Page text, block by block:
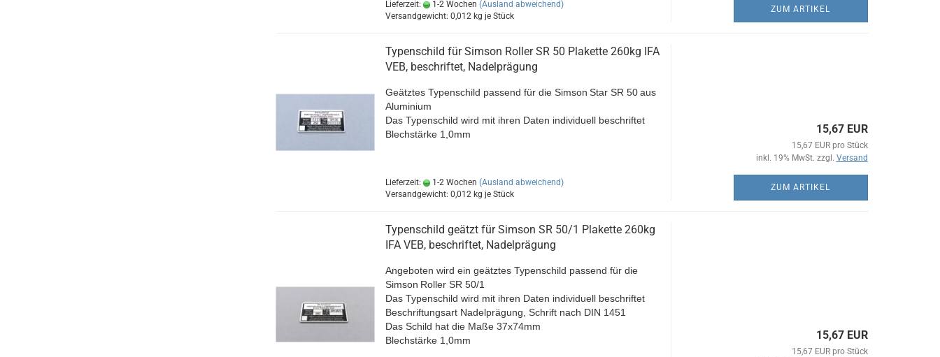
Lieferzeit: 1-2 Wochen (Ausland abweichend)
Versandgewicht: 0,012kg je Stück
ZUM ARTIKEL
Typenschild für Simson Roller SR 50 Plakette 260kg IFA
VEB, beschriftet, Nadelprägung
Geätztes Typenschild passend für die Simson Star SR 50 aus
Aluminium
Das Typenschild wird mit ihren Daten individuell beschriftet
Blechstärke 1,0mm
Lieferzeit: 1-2 Wochen (Ausland abweichend)
Versandgewicht: 0,012kg je Stück
15,67 EUR
15,67 EUR pro Stück
inkl. 19% MwSt. zzgl. Versand
ZUM ARTIKEL
Typenschild geätzt für Simson SR 50/1 Plakette 260kg
IFA VEB, beschriftet, Nadelprägung
Angeboten wird ein geätztes Typenschild passend für die
Simson Roller SR 50/1
Das Typenschild wird mit ihren Daten individuell beschriftet
Beschriftungsart Nadelprägung, Schrift nach DIN 1451
Das Schild hat die Maße 37x74mm
Blechstärke 1,0mm
15,67 EUR
15,67 EUR pro Stück